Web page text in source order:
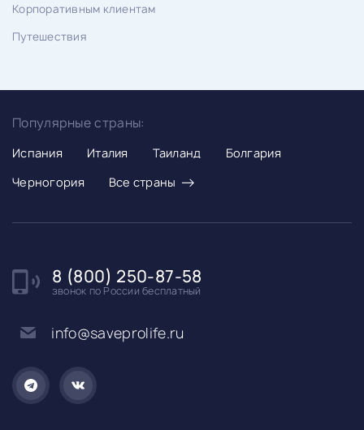
Корпоративным клиентам
Путешествия
Популярные страны:
Испания Италия Таиланд
Болгария
Черногория
Все страны →
8 (800) 250-87-58
звонок по России бесплатный
info@saveprolife.ru